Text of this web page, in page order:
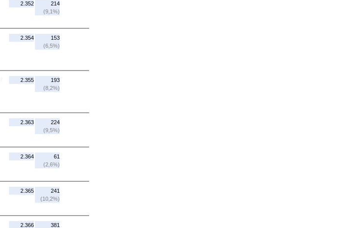
2.352
214
(9,1%)
2.354
153
(6,5%)
2.355
193
(8,2%)
2.363
224
(9,5%)
2.364
61
(2,6%)
2.365
241
(10,2%)
2.366 381